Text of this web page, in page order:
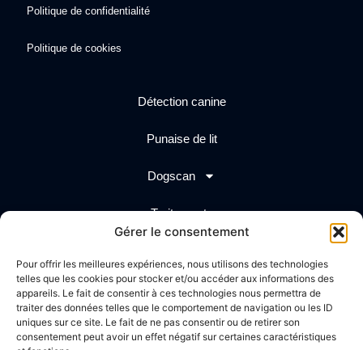
Gérer le consentement
Pour offrir les meilleures expériences, nous utilisons des technologies
telles que les cookies pour stocker et/ou accéder aux informations des
appareils. Le fait de consentir à ces technologies nous permettra de
traiter des données telles que le comportement de navigation ou les ID
uniques sur ce site. Le fait de ne pas consentir ou de retirer son
consentement peut avoir un effet négatif sur certaines caractéristiques
Politique de confidentialité
Politique de cookies
Détection canine
Punaise de lit
Dogscan
Traitements
Propulsé par Création graphique